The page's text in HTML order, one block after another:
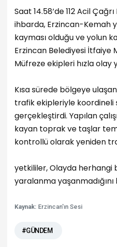
Saat 14.58’de 112 Acil
ihbarda, Erzincan-Kemah
kayması olduğu ve yolun
Erzincan Belediyesi İtfaiye
Müfreze ekipleri hızla olay
Kısa sürede bölgeye
trafik ekipleriyle koordineli
gerçekleştirdi. Yapılan
kayan toprak ve taşlar
kontrollü olarak yeniden
yetkililer, Olayda herhangi
yaralanma
Kaynak: Erzincan'ın Sesi
#GÜNDEM